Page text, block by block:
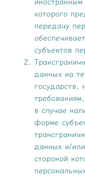
которого
передачу
субъектов
данных на
государств,
в случае
форме
данных и/
стороной